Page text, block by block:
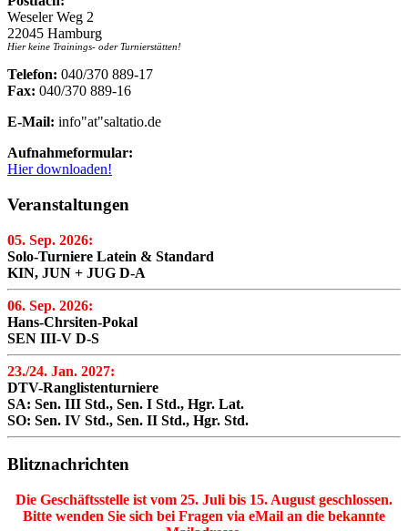
Weseler Weg 2
22045 Hamburg
Hier keine Trainings- oder Turnierstätten!
Telefon: 040/370 889-17
Fax: 040/370 889-16
E-Mail: info"at"saltatio.de
Aufnahmeformular:
Hier downloaden!
Veranstaltungen
05. Sep. 2026:
Solo-Turniere Latein & Standard
KIN, JUN + JUG D-A
06. Sep. 2026:
Hans-Chrsiten-Pokal
SEN III-V D-S
23./24. Jan. 2027:
DTV-Ranglistenturniere
SA: Sen. III Std., Sen. I Std., Hgr. Lat.
SO: Sen. IV Std., Sen. II Std., Hgr. Std.
Blitznachrichten
Die Geschäftsstelle ist vom 25. Juli bis 15. August geschlossen.
Bitte wenden Sie sich bei Fragen via eMail an die bekannte